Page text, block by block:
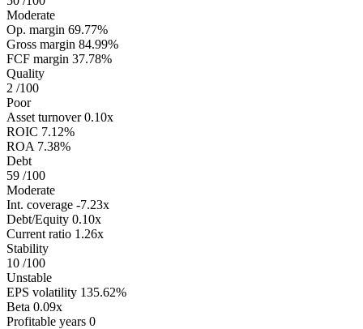
Moderate
Op. margin 69.77%
Gross margin 84.99%
FCF margin 37.78%
Quality
2 /100
Poor
Asset turnover 0.10x
ROIC 7.12%
ROA 7.38%
Debt
59 /100
Moderate
Int. coverage -7.23x
Debt/Equity 0.10x
Current ratio 1.26x
Stability
10 /100
Unstable
EPS volatility 135.62%
Beta 0.09x
Profitable years 0